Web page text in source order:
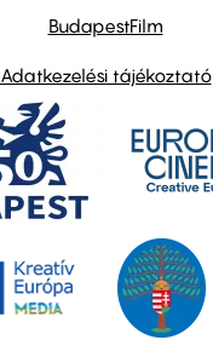
BudapestFilm
Adatkezelési tájékoztató